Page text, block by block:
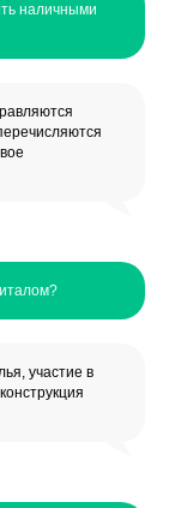
наличными
участие в